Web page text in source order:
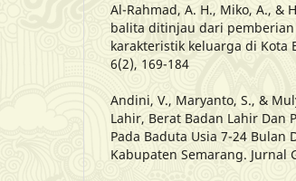
Al-Rahmad, A. H., Miko, A., &
balita ditinjau dari pemberian
karakteristik keluarga di Kota
6(2), 169-184
Andini, V., Maryanto, S., &
Lahir, Berat Badan Lahir Dan
Pada Baduta Usia 7-24 Bulan
Kabupaten Semarang. Jurnal